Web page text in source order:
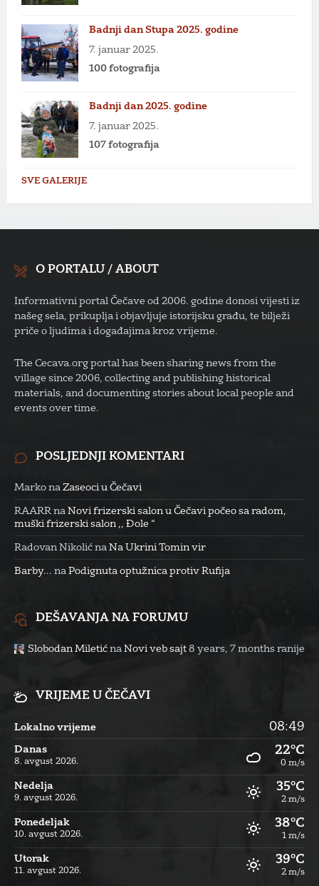
Badnji dan Stupa 2025. godine
7. januar 2025.
100 fotografija
Badnji dan 2025. godine
7. januar 2025.
107 fotografija
SVE GALERIJE
O PORTALU / ABOUT
Informativni portal Čečave od 2006. godine donosi vijesti iz
našeg sela, prikuplja i objavljuje istorijsku građu, te bilježi
priče o ljudima i događajima kroz vrijeme.
The Cecava.org portal has been sharing news from the
village since 2006, collecting and publishing historical
materials, and documenting stories about local people and
events over time.
POSLJEDNJI KOMENTARI
Marko na Zaseoci u Čečavi
RAARR na Novi frizerski salon u Čečavi počeo sa radom,
muški frizerski salon ,, Đole “
Radovan Nikolić na Na Ukrini Tomin vir
Barby... na Podignuta optužnica protiv Rufija
DEŠAVANJA NA FORUMU
Slobodan Miletić na Novi veb sajt 8 years, 7 months ranije
VRIJEME U ČEČAVI
Lokalno vrijeme 08:49
Danas
8. avgust 2026.
22°C
0 m/s
Nedelja
9. avgust 2026.
35°C
2 m/s
Ponedeljak
10. avgust 2026.
38°C
1 m/s
Utorak
11. avgust 2026.
39°C
2 m/s